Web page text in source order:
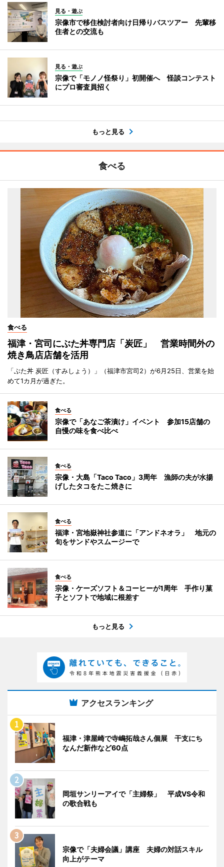
見る・遊ぶ
宗像市で移住検討者向け日帰りバスツアー 先輩移
住者との交流も
見る・遊ぶ
宗像で「モノノ怪祭り」初開催へ 怪談コンテスト
にプロ審査員招く
もっと見る
食べる
食べる
福津・宮司にぶた丼専門店「炭匠」 営業時間外の
焼き鳥店店舗を活用
「ぶた丼 炭匠（すみしょう）」（福津市宮司2）が6月25日、営業を始
めて1カ月が過ぎた。
食べる
宗像で「あなご茶漬け」イベント 参加15店舗の
自慢の味を食べ比べ
食べる
宗像・大島「Taco Taco」3周年 漁師の夫が水揚
げしたタコをたこ焼きに
食べる
福津・宮地嶽神社参道に「アンドネオラ」 地元の
旬をサンドやスムージーで
食べる
宗像・ケーズソフト＆コーヒーが1周年 手作り菓
子とソフトで地域に根差す
もっと見る
アクセスランキング
福津・津屋崎で寺嶋拓哉さん個展 干支にち
なんだ新作など60点
岡垣サンリーアイで「主婦祭」 平成VS令和
の歌合戦も
宗像で「夫婦会議」講座 夫婦の対話スキル
向上がテーマ